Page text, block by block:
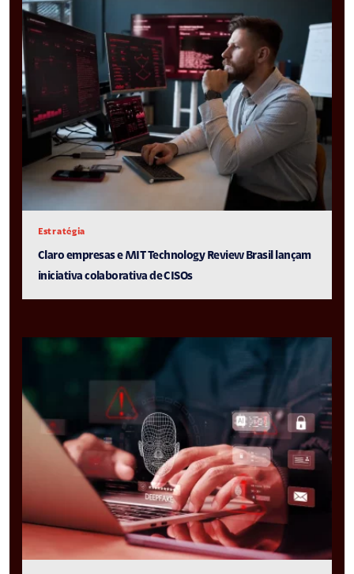
Estratégia
Claro empresas e MIT Technology Review Brasil lançam
iniciativa colaborativa de CISOs